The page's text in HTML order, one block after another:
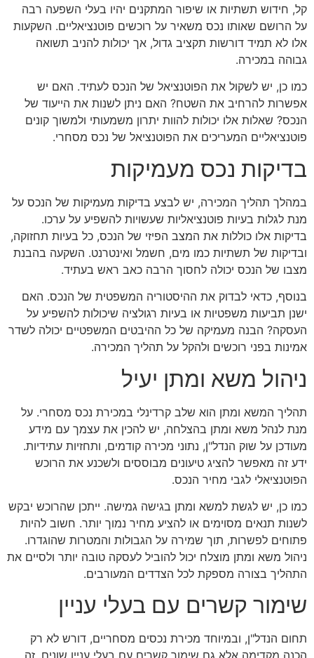
קל, חידוש תשתיות או שיפור המתקנים יהיו בעלי השפעה רבה
על הרושם שאותו נכס משאיר על רוכשים פוטנציאליים. השקעות
אלו לא תמיד דורשות תקציב גדול, אך יכולות להניב תשואה
גבוהה במכירה.
כמו כן, יש לשקול את הפוטנציאל של הנכס לעתיד. האם יש
אפשרות להרחיב את השטח? האם ניתן לשנות את הייעוד של
הנכס? שאלות אלו יכולות להוות יתרון משמעותי ולמשוך קונים
פוטנציאליים המעריכים את הפוטנציאל של נכס מסחרי.
בדיקות נכס מעמיקות
במהלך תהליך המכירה, יש לבצע בדיקות מעמיקות של הנכס על
מנת לגלות בעיות פוטנציאליות שעשויות להשפיע על ערכו.
בדיקות אלו כוללות את המצב הפיזי של הנכס, כל בעיות תחזוקה,
ובדיקות של תשתיות כמו מים, חשמל ואינטרנט. השקעה בהבנת
מצבו של הנכס יכולה לחסוך הרבה כאב ראש בעתיד.
בנוסף, כדאי לבדוק את ההיסטוריה המשפטית של הנכס. האם
ישנן תביעות משפטיות או בעיות רגולציה שיכולות להשפיע על
העסקה? הבנה מעמיקה של כל ההיבטים המשפטיים יכולה לשדר
אמינות בפני רוכשים ולהקל על תהליך המכירה.
ניהול משא ומתן יעיל
תהליך המשא ומתן הוא שלב קרדינלי במכירת נכס מסחרי. על
מנת לנהל משא ומתן בהצלחה, יש להכין את עצמך עם מידע
מעודכן על שוק הנדל"ן, נתוני מכירה קודמים, ותחזיות עתידיות.
ידע זה מאפשר להציג טיעונים מבוססים ולשכנע את הרוכש
הפוטנציאלי לגבי מחיר הנכס.
כמו כן, יש לגשת למשא ומתן בגישה גמישה. ייתכן שהרוכש יבקש
לשנות תנאים מסוימים או להציע מחיר נמוך יותר. חשוב להיות
פתוחים לפשרות, תוך שמירה על הגבולות והמטרות שהוגדרו.
ניהול משא ומתן מוצלח יכול להוביל לעסקה טובה יותר ולסיים את
התהליך בצורה מספקת לכל הצדדים המעורבים.
שימור קשרים עם בעלי עניין
תחום הנדל"ן, ובמיוחד מכירת נכסים מסחריים, דורש לא רק